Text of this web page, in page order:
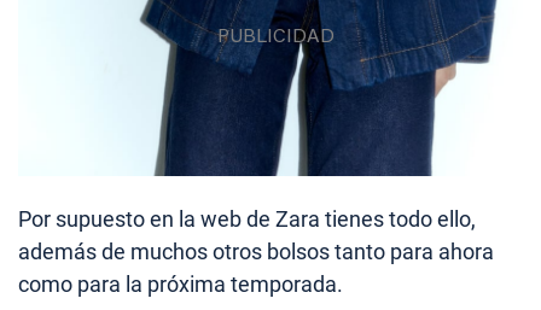
Por supuesto en la web de Zara tienes todo ello,
además de muchos otros bolsos tanto para ahora
como para la próxima temporada.